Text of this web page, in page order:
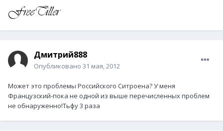
Дмитрий888
Опубликовано 31 мая, 2012
Может это проблемы Российского Ситроена? У меня
Французский-пока не одной из выше перечисленных проблем
не обнаруженно!Тьфу 3 раза